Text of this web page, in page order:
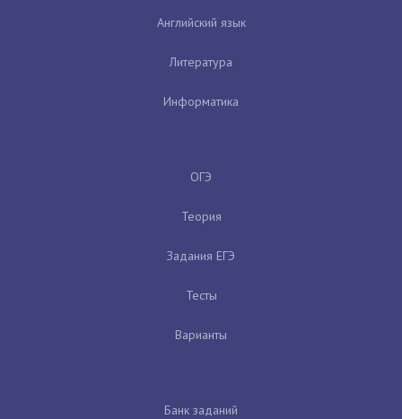
Английский язык
Литература
Информатика
ОГЭ
Теория
Задания ЕГЭ
Тесты
Варианты
Банк заданий